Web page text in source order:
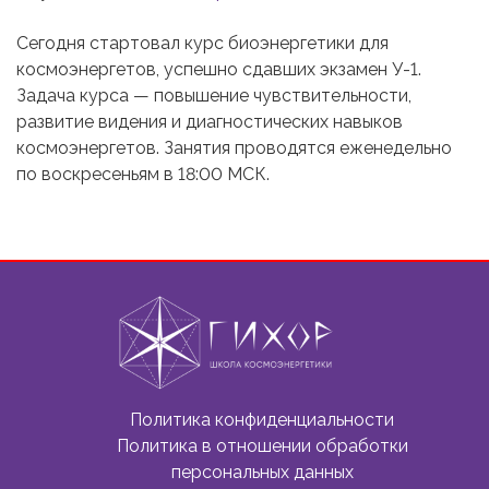
Сегодня стартовал курс биоэнергетики для
космоэнергетов, успешно сдавших экзамен У-1.
Задача курса — повышение чувствительности,
развитие видения и диагностических навыков
космоэнергетов. Занятия проводятся еженедельно
по воскресеньям в 18:00 МСК.
Политика конфиденциальности
Политика в отношении обработки
персональных данных